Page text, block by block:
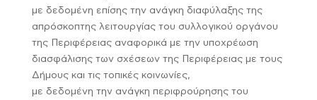
με δεδομένη επίσης την ανάγκη διαφύλαξης της
απρόσκοπτης λειτουργίας του συλλογικού οργάνου
της Περιφέρειας αναφορικά με την υποχρέωση
διασφάλισης των σχέσεων της Περιφέρειας με τους
Δήμους και τις τοπικές κοινωνίες,
με δεδομένη την ανάγκη περιφρούρησης του